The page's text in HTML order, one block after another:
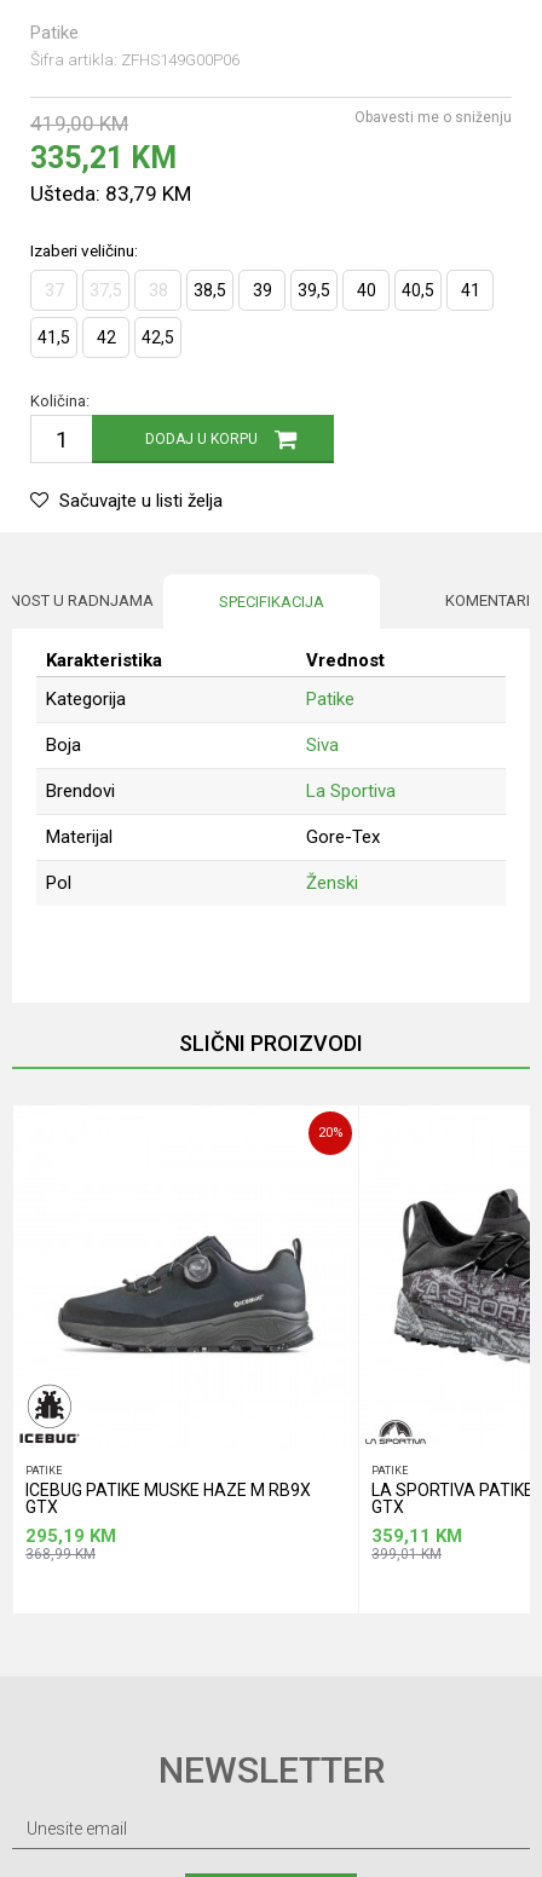
Patike
Šifra artikla: ZFHS149G00P06
419,00 KM
335,21 KM
Ušteda: 83,79 KM
Obavesti me o sniženju
Izaberi veličinu:
37 37,5 38 38,5 39 39,5 40 40,5 41
41,5 42 42,5
Količina:
DODAJ U KORPU
Sačuvajte u listi želja
U RADNJAMA SPECIFIKACIJA KOMENTARI
Karakteristika
Vrednost
Kategorija
Patike
Boja Siva
Brendovi La Sportiva
Materijal Gore-Tex
Pol Ženski
POŠALJI
SLIČNI PROIZVODI
20%
PATIKE
ICEBUG PATIKE MUSKE HAZE M RB9X
GTX
295,19 KM
368,99KM
PATIKE
LA SPORTIVA
GTX
359,11 KM
399,01KM
NEWSLETTER